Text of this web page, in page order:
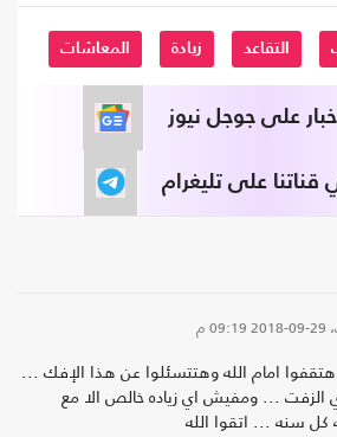
التقاعد زيادة المعاشات
على جوجل نيوز
على تليغرام
09:19 م
امام الله وهتتسئلوا عن هذا الإفك ...
... ومفيش اي زياده خالص الا مع
سنه ... اتقوا الله